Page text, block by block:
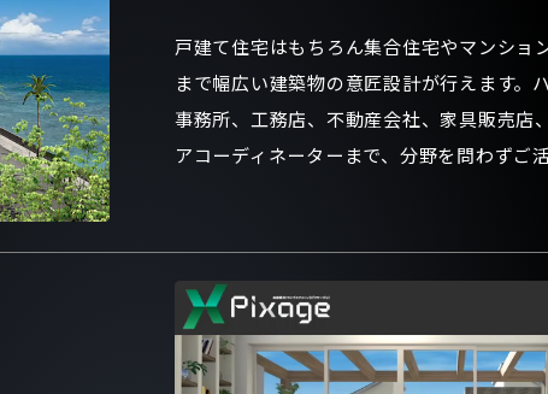
戸建て住宅はもちろん集合住宅やマンショ
まで幅広い建築物の意匠設計が行えます。
事務所、工務店、不動産会社、家具販売店
アコーディネーターまで、分野を問わずご